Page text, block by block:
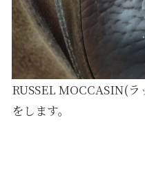
RUSSEL MOCCASIN(
をします。